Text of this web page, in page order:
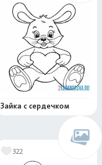
Зайка с сердечком
322